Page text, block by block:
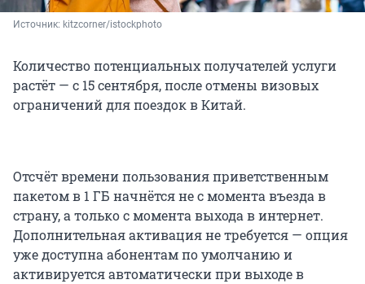
Источник: kitzcorner/istockphoto
Количество потенциальных получателей услуги
растёт — с 15 сентября, после отмены визовых
ограничений для поездок в Китай.
Отсчёт времени пользования приветственным
пакетом в 1 ГБ начнётся не с момента въезда в
страну, а только с момента выхода в интернет.
Дополнительная активация не требуется — опция
уже доступна абонентам по умолчанию и
активируется автоматически при выходе в